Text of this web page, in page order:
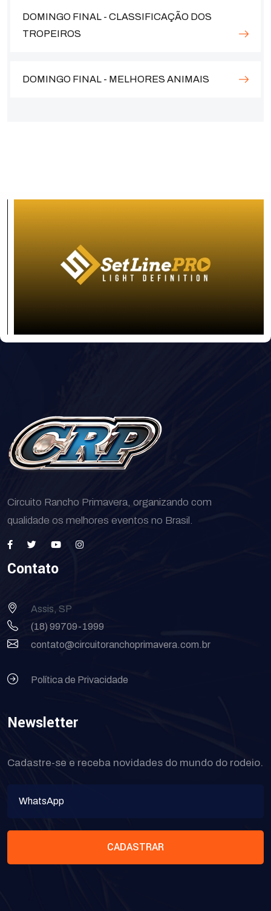
DOMINGO FINAL - CLASSIFICAÇÃO DOS
TROPEIROS
DOMINGO FINAL - MELHORES ANIMAIS
Circuito Rancho Primavera, organizando com
qualidade os melhores eventos no Brasil.
Contato
Assis, SP
(18) 99709-1999
contato@circuitoranchoprimavera.com.br
Política de Privacidade
Newsletter
Cadastre-se e receba novidades do mundo do rodeio.
CADASTRAR